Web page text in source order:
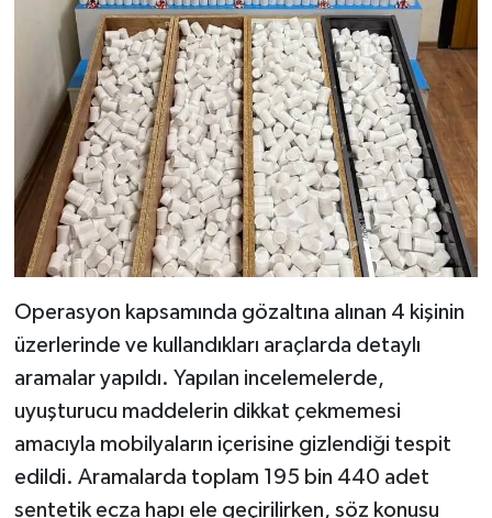
Operasyon kapsamında gözaltına alınan 4 kişinin
üzerlerinde ve kullandıkları araçlarda detaylı
aramalar yapıldı. Yapılan incelemelerde,
uyuşturucu maddelerin dikkat çekmemesi
amacıyla mobilyaların içerisine gizlendiği tespit
edildi. Aramalarda toplam 195 bin 440 adet
sentetik ecza hapı ele geçirilirken, söz konusu
BİLİM TEKNOLOJİ
ASAYİŞ
SEÇİM 2015
ÇEVRE
BİLİM VE TEKNOLOJİ
YARIŞMALAR
TANITIM
HABERDE İNSAN